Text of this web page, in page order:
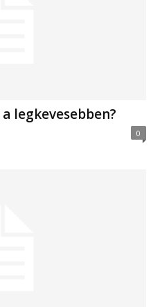
legkevesebben?
0